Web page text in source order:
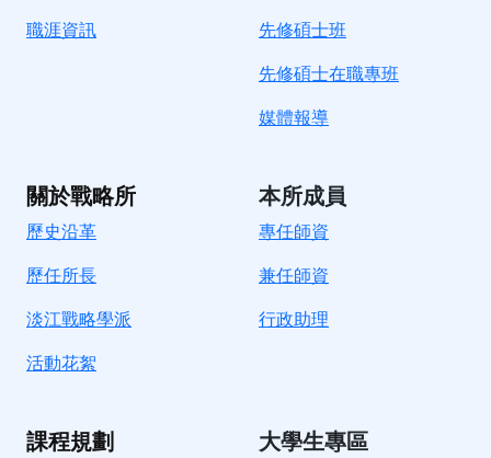
職涯資訊
先修碩士班
先修碩士在職專班
媒體報導
關於戰略所
歷史沿革
歷任所長
淡江戰略學派
活動花絮
本所成員
專任師資
兼任師資
行政助理
課程規劃 大學生專區